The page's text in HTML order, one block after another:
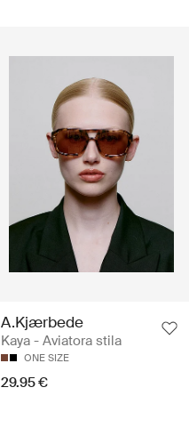
A.Kjærbede
Kaya - Aviatora stila
ONE SIZE
29.95 €